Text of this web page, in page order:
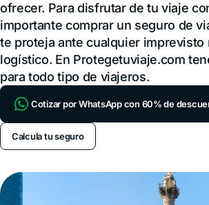
ofrecer. Para disfrutar de tu viaje
importante comprar un seguro de
te proteja ante cualquier imprevisto
logístico. En Protegetuviaje.com
para todo tipo de viajeros.
Cotizar por WhatsApp con 60% de
Calcula tu seguro